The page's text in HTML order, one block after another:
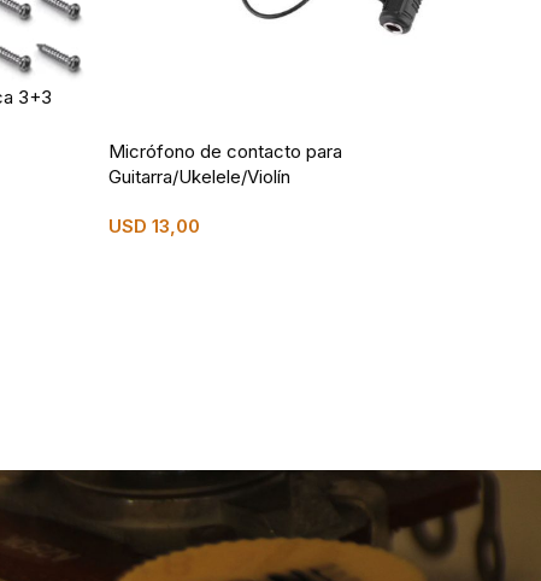
3+3
Micrófono de contacto para
Guitarra/Ukelele/Violín
USD 13,00